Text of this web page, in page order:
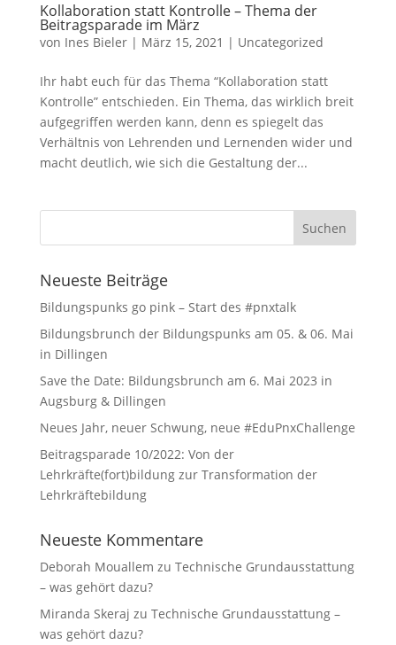
Kollaboration statt Kontrolle – Thema der
Beitragsparade im März
von Ines Bieler| März 15, 2021 | Uncategorized
Ihr habt euch für das Thema “Kollaboration statt
Kontrolle” entschieden. Ein Thema, das wirklich breit
aufgegriffen werden kann, denn es spiegelt das
Verhältnis von Lehrenden und Lernenden wider und
macht deutlich, wie sich die Gestaltung der...
Neueste Beiträge
Bildungspunks go pink – Start des #pnxtalk
Bildungsbrunch der Bildungspunks am 05. & 06. Mai
in Dillingen
Save the Date: Bildungsbrunch am 6. Mai 2023 in
Augsburg & Dillingen
Neues Jahr, neuer Schwung, neue #EduPnxChallenge
Beitragsparade 10/2022: Von der
Lehrkräfte(fort)bildung zur Transformation der
Lehrkräftebildung
Neueste Kommentare
Deborah Mouallem zu Technische Grundausstattung
– was gehört dazu?
Miranda Skeraj zu Technische Grundausstattung –
was gehört dazu?